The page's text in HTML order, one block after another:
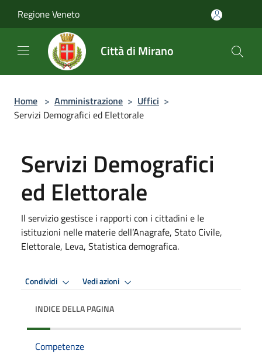
Regione Veneto
Città di Mirano
Home > Amministrazione > Uffici >
Servizi Demografici ed Elettorale
Servizi Demografici
ed Elettorale
Il servizio gestisce i rapporti con i cittadini e le
istituzioni nelle materie dell’Anagrafe, Stato Civile,
Elettorale, Leva, Statistica demografica.
Condividi Vedi azioni
INDICE DELLA PAGINA
Competenze